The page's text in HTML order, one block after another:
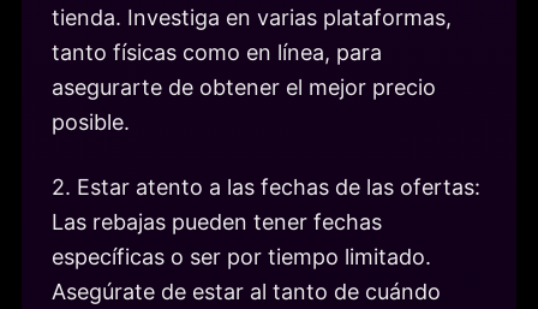
tienda. Investiga en varias plataformas,
tanto físicas como en línea, para
asegurarte de obtener el mejor precio
posible.
2. Estar atento a las fechas de las ofertas:
Las rebajas pueden tener fechas
específicas o ser por tiempo limitado.
Asegúrate de estar al tanto de cuándo